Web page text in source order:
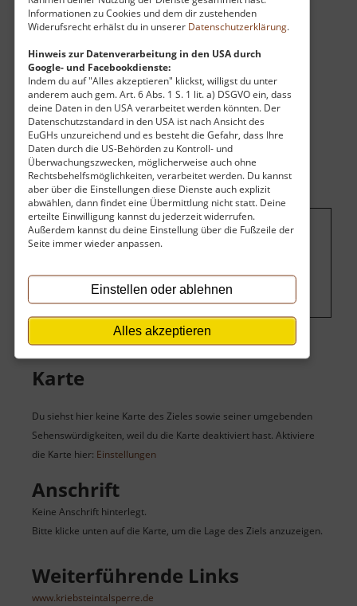
Informationen zu Cookies und dem dir zustehenden
Widerufsrecht erhälst du in unserer Datenschutzerklärung.
Hinweis zur Datenverarbeitung in den USA durch
Google- und Facebookdienste:
Indem du auf "Alles akzeptieren" klickst, willigst du unter
anderem auch gem. Art. 6 Abs. 1 S. 1 lit. a) DSGVO ein, dass
deine Daten in den USA verarbeitet werden könnten. Der
Datenschutzstandard in den USA ist nach Ansicht des
EuGHs unzureichend und es besteht die Gefahr, dass Ihre
Daten durch die US-Behörden zu Kontroll- und
Überwachungszwecken, möglicherweise auch ohne
Rechtsbehelfsmöglichkeiten, verarbeitet werden. Du kannst
aber über die Einstellungen diese Dienste auch explizit
abwählen, dann findet eine Übermittlung nicht statt. Deine
erteilte Einwilligung kannst du jederzeit widerrufen.
Außerdem kannst du deine Einstellung über die Fußzeile der
Seite immer wieder anpassen.
Einstellen oder ablehnen
Alles akzeptieren
sich austoben oder dem Wassersport
nachgehen.
Um dieses Projekt zu finanzieren, wird
Einstellungen ändern.
Karte
Du siehst hier keine Karte des Zieles sowie seiner umgebenden
Sehenswürdigkeiten, weil du die Karte deaktiviert hast. Aktiviere
die Karte hier: Einstellungen
Anschrift
Keine Anschrift hinterlegt.
Bitte klicke unten auf die Karte, um die Lage des Ziels anzuzeigen.
Weiterführende Links
www.kriebsteintalsperre.de